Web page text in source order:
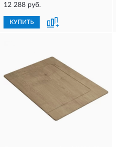
12 288 руб.
КУПИТЬ